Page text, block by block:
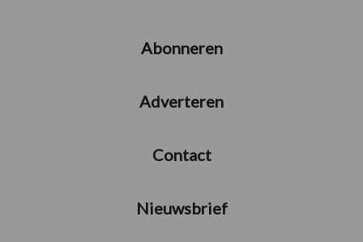
Abonneren
Adverteren
Contact
Nieuwsbrief